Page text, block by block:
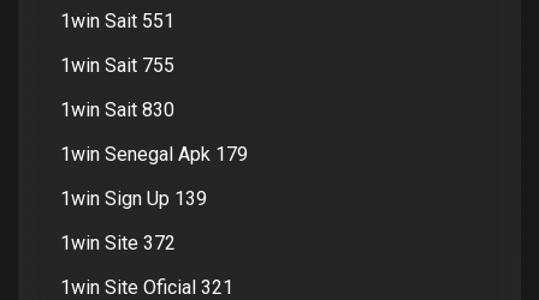
1win Sait 551
1win Sait 755
1win Sait 830
1win Senegal Apk 179
1win Sign Up 139
1win Site 372
1win Site Oficial 321